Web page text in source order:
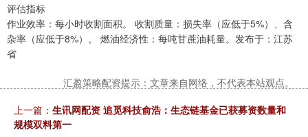
评估指标
作业效率：每小时收割面积。 收割质量：损失率（应低于5%）、含
杂率（应低于8%）。 燃油经济性：每吨甘蔗油耗量。发布于：江苏
省
汇盈策略配资提示：文章来自网络，不代表本站观点。
上一篇： 生讯网配资 追觅科技俞浩：生态链基金已获募资数量和
规模双料第一